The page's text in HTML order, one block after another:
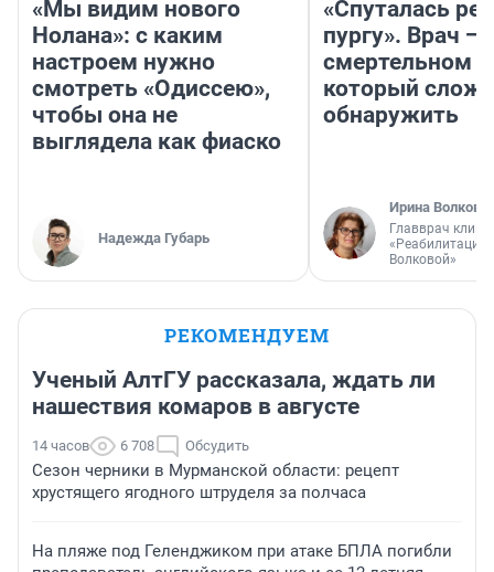
«Мы видим нового
Нолана»: с каким
настроем нужно
смотреть «Одиссею»,
чтобы она не
выглядела как фиаско
Надежда Губарь
«Спуталась
пургу». Врач —
смертельном
который
обнаружить
Ирина Волкова
Главврач
«Реабилитация
Волковой»
РЕКОМЕНДУЕМ
Ученый АлтГУ рассказала, ждать ли
нашествия комаров в августе
14 часов 6 708 Обсудить
Сезон черники в Мурманской области: рецепт
хрустящего ягодного штруделя за полчаса
На пляже под Геленджиком при атаке БПЛА погибли